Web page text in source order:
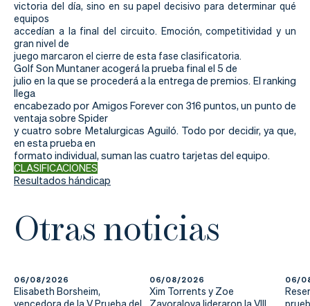
victoria del día, sino en su papel decisivo para determinar qué
equipos
accedían a la final del circuito. Emoción, competitividad y un
gran nivel de
juego marcaron el cierre de esta fase clasificatoria.
Golf Son Muntaner acogerá la prueba final el 5 de
julio en la que se procederá a la entrega de premios. El ranking
llega
encabezado por Amigos Forever con 316 puntos, un punto de
ventaja sobre Spider
y cuatro sobre Metalurgicas Aguiló. Todo por decidir, ya que,
en esta prueba en
formato individual, suman las cuatro tarjetas del equipo.
CLASIFICACIONES
Resultados hándicap
Otras noticias
06/08/2026
Elisabeth Borsheim,
06/08/2026
Xim Torrents y Zoe
06/